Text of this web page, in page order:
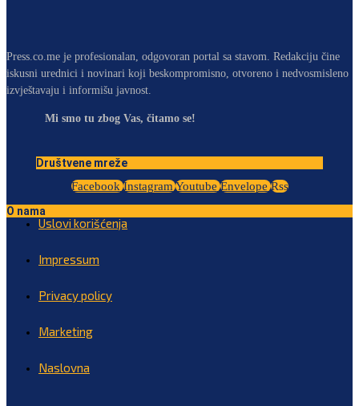
Press.co.me je profesionalan, odgovoran portal sa stavom. Redakciju čine
iskusni urednici i novinari koji beskompromisno, otvoreno i nedvosmisleno
izvještavaju i informišu javnost.
Mi smo tu zbog Vas, čitamo se!
Društvene mreže
Facebook InstagramYoutube Envelope Rss
O nama
Uslovi korišćenja
Impressum
Privacy policy
Marketing
Naslovna